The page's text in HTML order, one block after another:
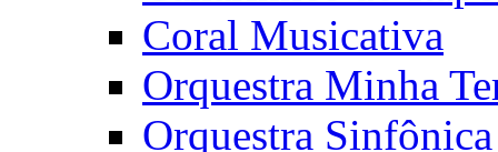
Coral Musicativa
Orquestra Minha
Orquestra